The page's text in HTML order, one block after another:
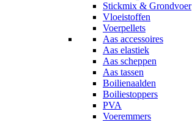
Stickmix & Grondvoer
Vloeistoffen
Voerpellets
Aas accessoires
Aas elastiek
Aas scheppen
Aas tassen
Boilienaalden
Boiliestoppers
PVA
Voeremmers